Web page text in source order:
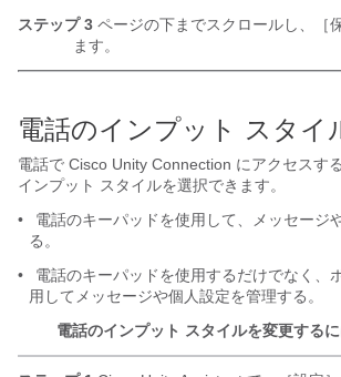
ステップ 3 ページの下までスクロールし、［
ます。
電話のインプット スタイ
電話で Cisco Unity Connection にアクセスす
インプット スタイルを選択できます。
•
電話のキーパッドを使用して、メッセージ
る。
•
電話のキーパッドを使用するだけでなく、
用してメッセージや個人設定を管理する。
電話のインプット スタイルを変更する